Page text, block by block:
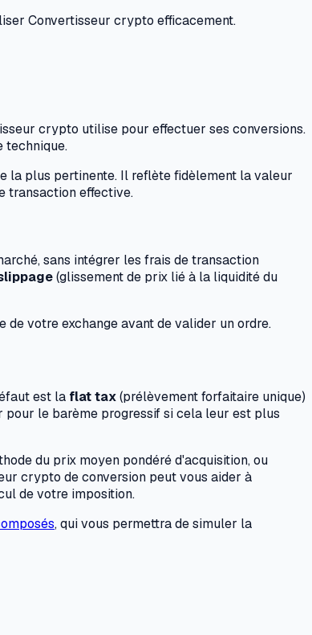
Convertisseur crypto efficacement.
crypto utilise pour effectuer ses conversions.
technique.
la plus pertinente. Il reflète fidèlement la valeur
transaction effective.
sans intégrer les frais de transaction
(glissement de prix lié à la liquidité du
votre exchange avant de valider un ordre.
est la flat tax(prélèvement forfaitaire unique)
pour le barème progressif si cela leur est plus
du prix moyen pondéré d'acquisition, ou
crypto de conversion peut vous aider à
de votre imposition.
, qui vous permettra de simuler la